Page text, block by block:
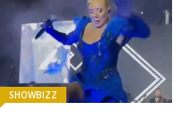
SHOWBIZZ